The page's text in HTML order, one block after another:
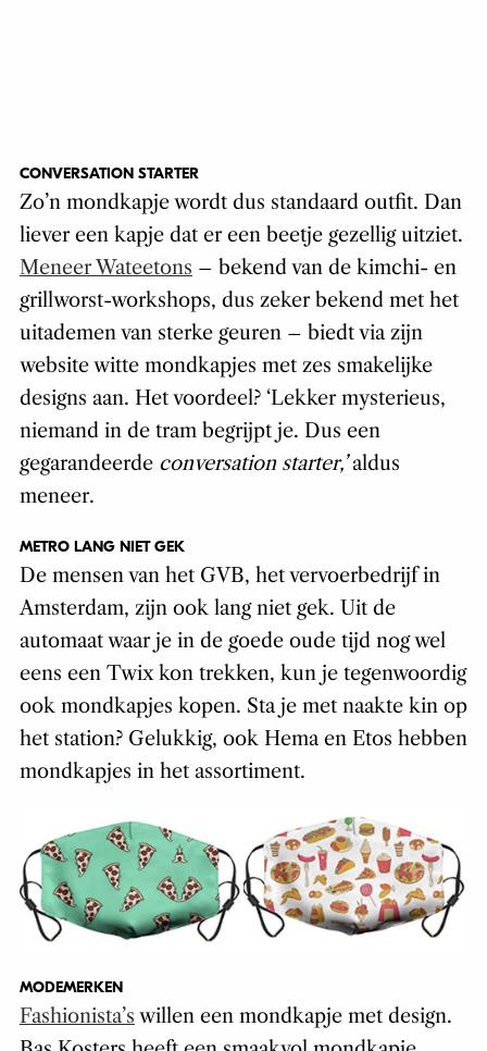
CONVERSATION STARTER
Zo’n mondkapje wordt dus standaard outfit. Dan
liever een kapje dat er een beetje gezellig uitziet.
Meneer Wateetons – bekend van de kimchi- en
grillworst-workshops, dus zeker bekend met het
uitademen van sterke geuren – biedt via zijn
website witte mondkapjes met zes smakelijke
designs aan. Het voordeel? ‘Lekker mysterieus,
niemand in de tram begrijpt je. Dus een
gegarandeerde conversation starter,’aldus
meneer.
METRO LANG NIET GEK
De mensen van het GVB, het vervoerbedrijf in
Amsterdam, zijn ook lang niet gek. Uit de
automaat waar je in de goede oude tijd nog wel
eens een Twix kon trekken, kun je tegenwoordig
ook mondkapjes kopen. Sta je met naakte kin op
het station? Gelukkig, ook Hema en Etos hebben
mondkapjes in het assortiment.
MODEMERKEN
Fashionista’s willen een mondkapje met design.